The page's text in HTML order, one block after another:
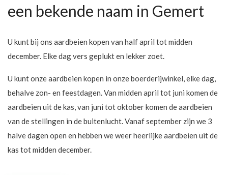
een bekende naam in Gemert
U kunt bij ons aardbeien kopen van half april tot midden
december. Elke dag vers geplukt en lekker zoet.
U kunt onze aardbeien kopen in onze boerderijwinkel, elke dag,
behalve zon- en feestdagen. Van midden april tot juni komen de
aardbeien uit de kas, van juni tot oktober komen de aardbeien
van de stellingen in de buitenlucht. Vanaf september zijn we 3
halve dagen open en hebben we weer heerlijke aardbeien uit de
kas tot midden december.